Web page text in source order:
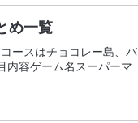
め一覧
ースはチョコレー島、バ
内容ゲーム名スーパーマ